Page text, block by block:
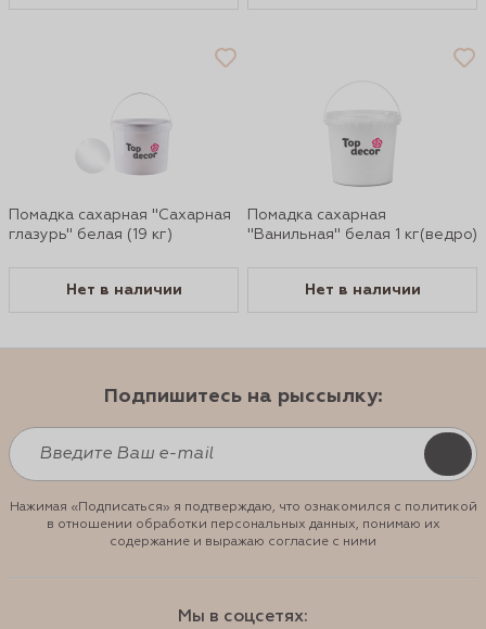
Помадка сахарная "Сахарная
глазурь" белая (19 кг)
Нет в наличии
Помадка сахарная
"Ванильная" белая 1 кг(ведро)
Нет в наличии
Подпишитесь на рыссылку:
Нажимая «Подписаться» я подтверждаю, что ознакомился с политикой
в отношении обработки персональных данных, понимаю их
содержание и выражаю согласие с ними
Мы в соцсетях: